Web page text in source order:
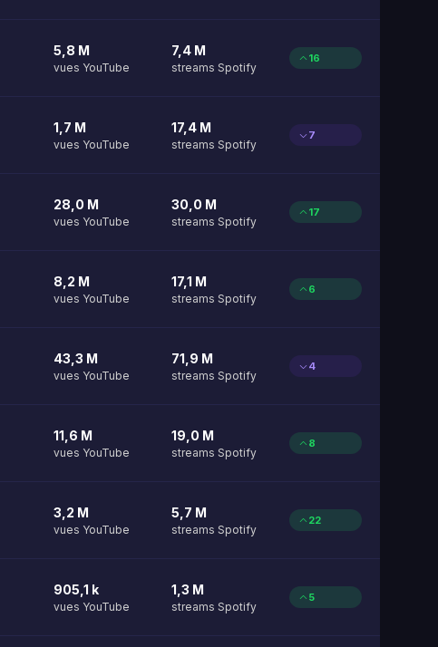
5,8 M
vues YouTube
7,4 M
streams Spotify
16
1,7 M
vues YouTube
17,4 M
streams Spotify
7
28,0 M
vues YouTube
30,0 M
streams Spotify
17
8,2 M
vues YouTube
17,1 M
streams Spotify
6
43,3 M
vues YouTube
71,9 M
streams Spotify
4
11,6 M
vues YouTube
19,0 M
streams Spotify
8
3,2 M
vues YouTube
5,7 M
streams Spotify
22
905,1 k
vues YouTube
1,3 M
streams Spotify
5